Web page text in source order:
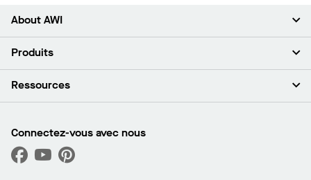
About AWI
À propos de nous
Espace presse
Quelles sont mes options d’achat?
Produits
Plafonds
Capacités sur mesure
Performance
Ressources
Trouver un distributeur
Trouver un distributeur
Connectez-vous avec nous